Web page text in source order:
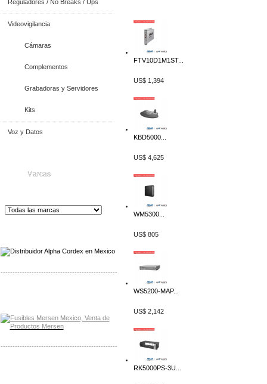
Reguladores / No Breaks / Ups
Videovigilancia
Cámaras
Complementos
Grabadoras y Servidores
Kits
Voz y Datos
Marcas
-------------------------------------------------
-------------------------------------------------
FTV10D1M1ST...
US$ 1,394
KBD5000...
US$ 4,625
WM5300...
US$ 805
WS5200-MAP...
US$ 2,142
RK5000PS-3U...